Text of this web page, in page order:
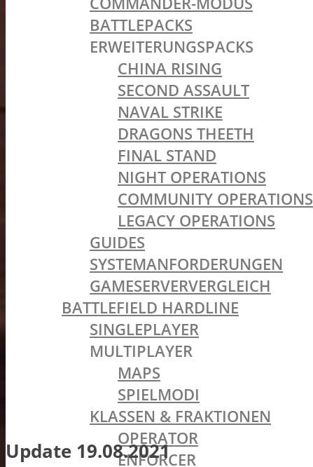
BATTLEPACKS
ERWEITERUNGSPACKS
CHINA RISING
SECOND ASSAULT
NAVAL STRIKE
DRAGONS THEETH
FINAL STAND
NIGHT OPERATIONS
COMMUNITY OPERATIONS
LEGACY OPERATIONS
GUIDES
SYSTEMANFORDERUNGEN
GAMESERVERVERGLEICH
BATTLEFIELD HARDLINE
SINGLEPLAYER
MULTIPLAYER
MAPS
SPIELMODI
KLASSEN & FRAKTIONEN
OPERATOR
ENFORCER
Update 19.08.2021